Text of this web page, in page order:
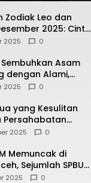
Zodiak Leo dan
2025: Cinta,
dan
2025 0
Asam
dengan Alami,
2025 0
yang Kesulitan
Persahabatan
Lakukan 8 Hal Ini
2025 0
Memuncak di
Sejumlah SPBU
2025 0